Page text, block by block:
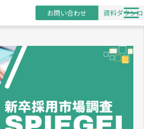
お問い合わせ 資料ダウン
研修事業
お役立ち資料